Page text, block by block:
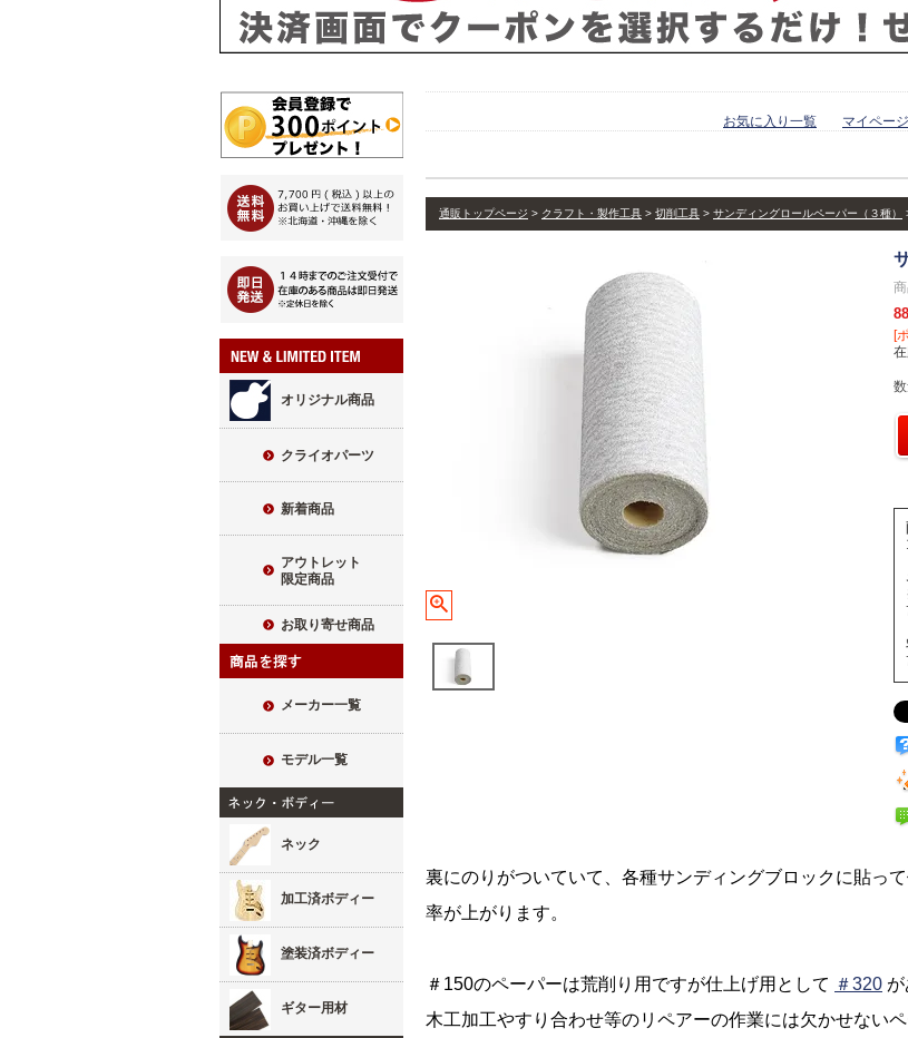
オリジナル商品
クライオパーツ
新着商品
アウトレット
限定商品
お取り寄せ商品
メーカー一覧
モデル一覧
ネック
加工済ボディー
塗装済ボディー
ギター用材
お気に入り一覧 マイページ
通販トップページ クラフト・製作工具 切削工具 サンディングロールペーパー（３種）
[
裏にのりがついていて、各種サンディングブロックに貼っ
率が上がります。
＃150のペーパーは荒削り用ですが仕上げ用として ＃320 が
木工加工やすり合わせ等のリペアーの作業には欠かせないペ